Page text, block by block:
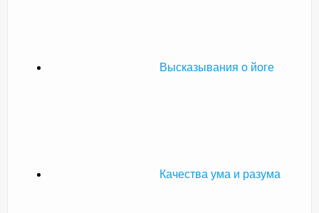
Высказывания о йоге
Качества ума и разума